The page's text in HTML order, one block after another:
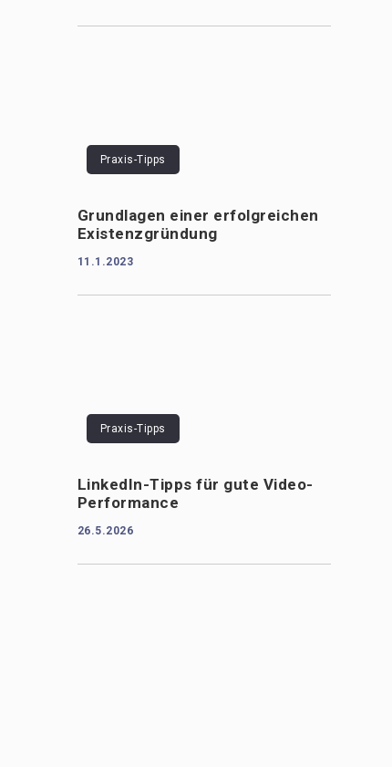
Praxis-Tipps
Grundlagen einer erfolgreichen
Existenzgründung
11.1.2023
Praxis-Tipps
LinkedIn-Tipps für gute Video-
Performance
26.5.2026